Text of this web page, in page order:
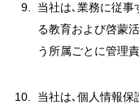
当社は､業務に従事
る教育および啓蒙
う所属ごとに管理
当社は､個人情報